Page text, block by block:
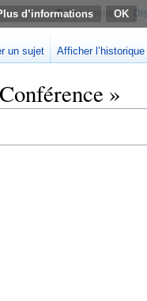
d’informations
»
Non connecté
un sujet Afficher l’historique